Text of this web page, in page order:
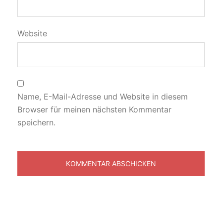
Website
Name, E-Mail-Adresse und Website in diesem
Browser für meinen nächsten Kommentar
speichern.